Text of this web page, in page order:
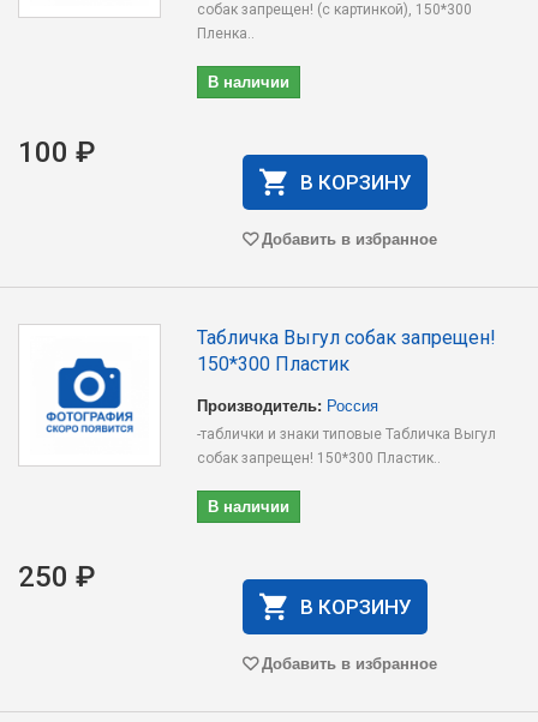
собак запрещен! (с картинкой), 150*300
Пленка..
В наличии
100 ₽
В КОРЗИНУ
Добавить в избранное
Табличка Выгул собак запрещен!
150*300 Пластик
Производитель: Россия
-таблички и знаки типовые Табличка Выгул
собак запрещен! 150*300 Пластик..
В наличии
250 ₽
В КОРЗИНУ
Добавить в избранное